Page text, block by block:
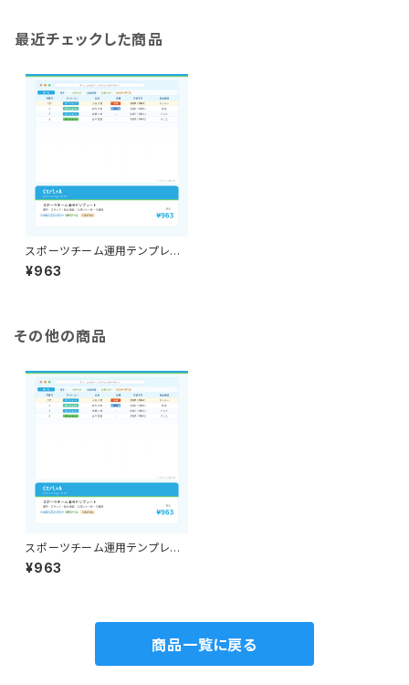
最近チェックした商品
スポーツチーム運用テンプレー
ト｜HP更新・引継ぎを誰でもで
きる仕組み一式【Googleスプレ
¥963
その他の商品
スポーツチーム運用テンプレー
ト｜HP更新・引継ぎを誰でもで
きる仕組み一式【Googleスプレ
¥963
商品一覧に戻る